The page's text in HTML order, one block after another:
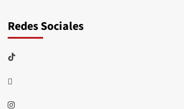
Redes Sociales
TikTok
threads
Instagram